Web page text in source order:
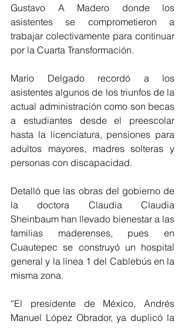
Gustavo A Madero donde los
asistentes se comprometieron a
trabajar colectivamente para continuar
por la Cuarta Transformación.
Mario Delgado recordó a los
asistentes algunos de los triunfos de la
actual administración como son becas
a estudiantes desde el preescolar
hasta la licenciatura, pensiones para
adultos mayores, madres solteras y
personas con discapacidad.
Detalló que las obras del gobierno de
la doctora Claudia Claudia
Sheinbaum han llevado bienestar a las
familias maderenses, pues en
Cuautepec se construyó un hospital
general y la línea 1 del Cablebús en la
misma zona.
“El presidente de México, Andrés
Manuel López Obrador, ya duplicó la